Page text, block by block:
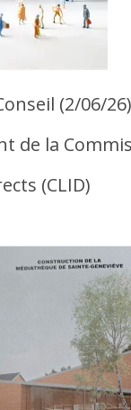
(2/06/
de la
(CLID)